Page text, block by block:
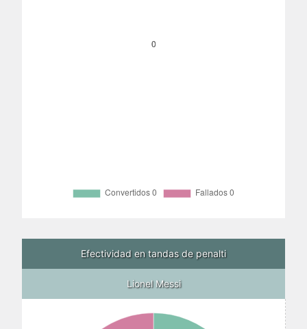
Efectividad en tandas de penalti
Lionel Messi